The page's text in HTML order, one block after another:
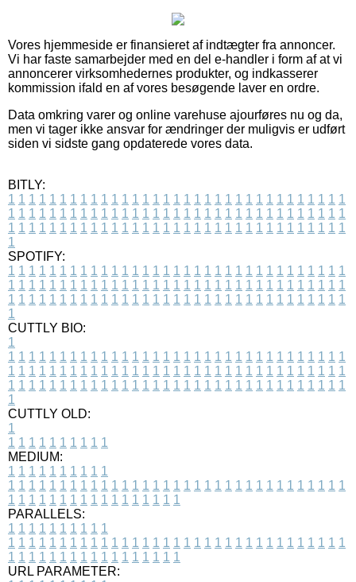
Vores hjemmeside er finansieret af indtægter fra annoncer.
Vi har faste samarbejder med en del e-handler i form af at vi
annoncerer virksomhedernes produkter, og indkasserer
kommission ifald en af vores besøgende laver en ordre.
Data omkring varer og online varehuse ajourføres nu og da,
men vi tager ikke ansvar for ændringer der muligvis er udført
siden vi sidste gang opdaterede vores data.
BITLY:
1 1 1 1 1 1 1 1 1 1 1 1 1 1 1 1 1 1 1 1 1 1 1 1 1 1 1 1 1 1 1 1 1
1 1 1 1 1 1 1 1 1 1 1 1 1 1 1 1 1 1 1 1 1 1 1 1 1 1 1 1 1 1 1 1 1
1 1 1 1 1 1 1 1 1 1 1 1 1 1 1 1 1 1 1 1 1 1 1 1 1 1 1 1 1 1 1 1 1
1
SPOTIFY:
1 1 1 1 1 1 1 1 1 1 1 1 1 1 1 1 1 1 1 1 1 1 1 1 1 1 1 1 1 1 1 1 1
1 1 1 1 1 1 1 1 1 1 1 1 1 1 1 1 1 1 1 1 1 1 1 1 1 1 1 1 1 1 1 1 1
1 1 1 1 1 1 1 1 1 1 1 1 1 1 1 1 1 1 1 1 1 1 1 1 1 1 1 1 1 1 1 1 1
1
CUTTLY BIO:
1
1 1 1 1 1 1 1 1 1 1 1 1 1 1 1 1 1 1 1 1 1 1 1 1 1 1 1 1 1 1 1 1 1
1 1 1 1 1 1 1 1 1 1 1 1 1 1 1 1 1 1 1 1 1 1 1 1 1 1 1 1 1 1 1 1 1
1 1 1 1 1 1 1 1 1 1 1 1 1 1 1 1 1 1 1 1 1 1 1 1 1 1 1 1 1 1 1 1 1
1
CUTTLY OLD:
1
1 1 1 1 1 1 1 1 1 1
MEDIUM:
1 1 1 1 1 1 1 1 1 1
1 1 1 1 1 1 1 1 1 1 1 1 1 1 1 1 1 1 1 1 1 1 1 1 1 1 1 1 1 1 1 1 1
1 1 1 1 1 1 1 1 1 1 1 1 1 1 1 1 1
PARALLELS:
1 1 1 1 1 1 1 1 1 1
1 1 1 1 1 1 1 1 1 1 1 1 1 1 1 1 1 1 1 1 1 1 1 1 1 1 1 1 1 1 1 1 1
1 1 1 1 1 1 1 1 1 1 1 1 1 1 1 1 1
URL PARAMETER: